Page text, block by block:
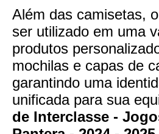
Além das camisetas,
ser utilizado em uma
produtos
mochilas e capas de
garantindo uma
unificada para sua
de Interclasse -